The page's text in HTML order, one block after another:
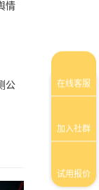
情
公